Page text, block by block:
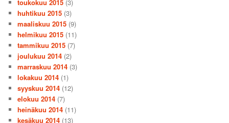
toukokuu 2015 (3)
huhtikuu 2015 (3)
maaliskuu 2015 (9)
helmikuu 2015 (11)
tammikuu 2015 (7)
joulukuu 2014 (2)
marraskuu 2014 (3)
lokakuu 2014 (1)
syyskuu 2014 (12)
elokuu 2014 (7)
heinäkuu 2014 (11)
kesäkuu 2014 (13)